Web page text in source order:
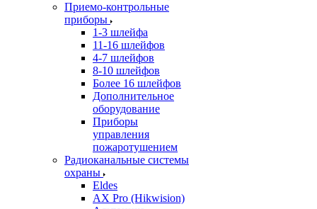
Приемо-контрольные
приборы
1-3 шлейфа
11-16 шлейфов
4-7 шлейфов
8-10 шлейфов
Более 16 шлейфов
Дополнительное
оборудование
Приборы
управления
пожаротушением
Радиоканальные системы
охраны
Eldes
AX Pro (Hikwision)